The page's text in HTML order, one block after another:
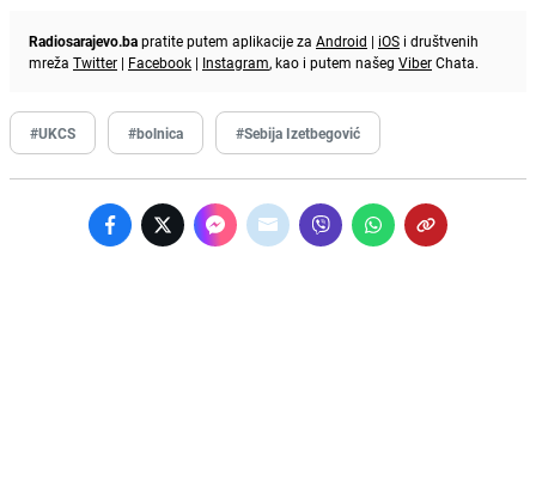
Radiosarajevo.bapratite putem aplikacije za Android | iOS i društvenih
mreža Twitter | Facebook | Instagram, kao i putem našeg ViberChata.
#UKCS #bolnica #Sebija Izetbegović